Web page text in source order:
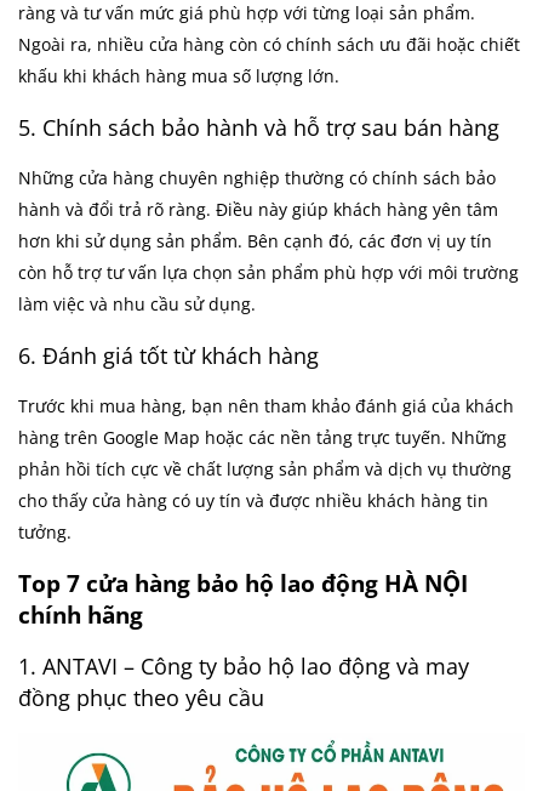
ràng và tư vấn mức giá phù hợp với từng loại sản phẩm.
Ngoài ra, nhiều cửa hàng còn có chính sách ưu đãi hoặc chiết
khấu khi khách hàng mua số lượng lớn.
5. Chính sách bảo hành và hỗ trợ sau bán hàng
Những cửa hàng chuyên nghiệp thường có chính sách bảo
hành và đổi trả rõ ràng. Điều này giúp khách hàng yên tâm
hơn khi sử dụng sản phẩm. Bên cạnh đó, các đơn vị uy tín
còn hỗ trợ tư vấn lựa chọn sản phẩm phù hợp với môi trường
làm việc và nhu cầu sử dụng.
6. Đánh giá tốt từ khách hàng
Trước khi mua hàng, bạn nên tham khảo đánh giá của khách
hàng trên Google Map hoặc các nền tảng trực tuyến. Những
phản hồi tích cực về chất lượng sản phẩm và dịch vụ thường
cho thấy cửa hàng có uy tín và được nhiều khách hàng tin
tưởng.
Top 7 cửa hàng bảo hộ lao động HÀ NỘI
chính hãng
1. ANTAVI – Công ty bảo hộ lao động và may
đồng phục theo yêu cầu